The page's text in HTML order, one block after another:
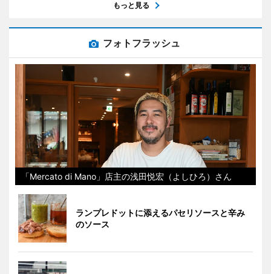
もっと見る
フォトフラッシュ
「Mercato di Mano」店主の浅田悦宏（よしひろ）さん
ランプレドットに添えるパセリソースと辛み
のソース